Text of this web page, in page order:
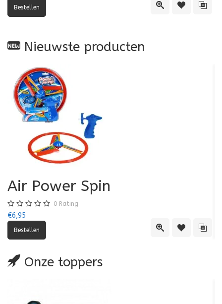
Quick ViewToevoegen
Nieuwste producten
Quick ViewToevoegen
Air Power Spin
0 Rating
€6,95
Onze toppers